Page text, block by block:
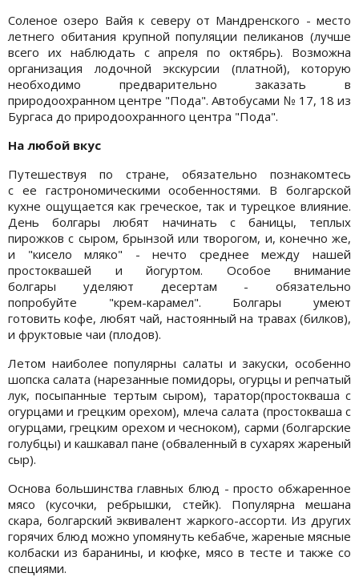
Соленое озеро Вайя к северу от Мандренского - место
летнего обитания крупной популяции пеликанов (лучше
всего их наблюдать с апреля по октябрь). Возможна
организация лодочной экскурсии (платной), которую
необходимо предварительно заказать в
природоохранном центре "Пода". Автобусами № 17, 18 из
Бургаса до природоохранного центра "Пода".
На любой вкус
Путешествуя по стране, обязательно познакомтесь
с ее гастрономическими особенностями. В болгарской
кухне ощущается как греческое, так и турецкое влияние.
День болгары любят начинать с баницы, теплых
пирожков с сыром, брынзой или творогом, и, конечно же,
и "кисело мляко" - нечто среднее между нашей
простоквашей и йогуртом. Особое внимание
болгары уделяют десертам - обязательно
попробуйте "крем-карамел". Болгары умеют
готовить кофе, любят чай, настоянный на травах (билков),
и фруктовые чаи (плодов).
Летом наиболее популярны салаты и закуски, особенно
шопска салата (нарезанные помидоры, огурцы и репчатый
лук, посыпанные тертым сыром), таратор(простокваша с
огурцами и грецким орехом), млеча салата (простокваша с
огурцами, грецким орехом и чесноком), сарми (болгарские
голубцы) и кашкавал пане (обваленный в сухарях жареный
сыр).
Основа большинства главных блюд - просто обжаренное
мясо (кусочки, ребрышки, стейк). Популярна мешана
скара, болгарский эквивалент жаркого-ассорти. Из других
горячих блюд можно упомянуть кебабче, жареные мясные
колбаски из баранины, и кюфке, мясо в тесте и также со
специями.